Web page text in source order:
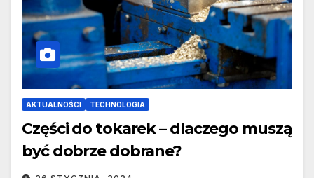
AKTUALNOŚCI TECHNOLOGIA
Części do tokarek – dlaczego muszą
być dobrze dobrane?